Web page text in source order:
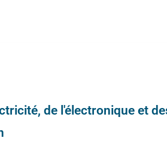
de l'électronique et